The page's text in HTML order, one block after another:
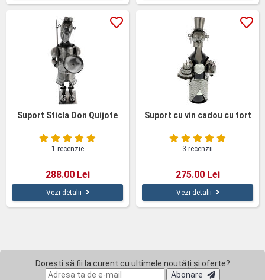
Suport Sticla Don Quijote
1 recenzie
288.00 Lei
Vezi detalii
Suport cu vin cadou cu tort
3 recenzii
275.00 Lei
Vezi detalii
Dorești să fii la curent cu ultimele noutăți și oferte?
Abonare